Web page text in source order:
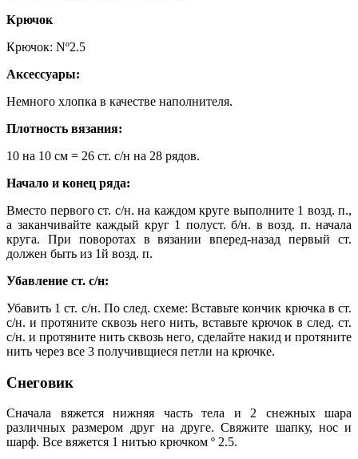
Крючок
Крючок: Nº2.5
Аксессуары:
Немного хлопка в качестве наполнителя.
Плотность вязания:
10 на 10 см = 26 ст. с/н на 28 рядов.
Начало и конец ряда:
Вместо первого ст. с/н. на каждом круге выполните 1 возд. п.,
а заканчивайте каждый круг 1 полуст. б/н. в возд. п. начала
круга. При поворотах в вязании вперед-назад первый ст.
должен быть из 1й возд. п.
Убавление ст. с/н:
Убавить 1 ст. с/н. По след. схеме: Вставьте кончик крючка в ст.
с/н. и протяните сквозь него нить, вставьте крючок в след. ст.
с/н. и протяните нить сквозь него, сделайте накид и протяните
нить через все 3 получивщиеся петли на крючке.
Снеговик
Сначала вяжется нижняя часть тела и 2 снежных шара
различных размером друг на друге. Свяжите шапку, нос и
шарф. Все вяжется 1 нитью крючком º 2.5.